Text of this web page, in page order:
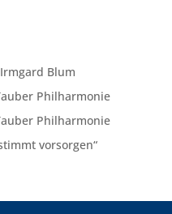
Blum
Philharmonie
Philharmonie
vorsorgen“